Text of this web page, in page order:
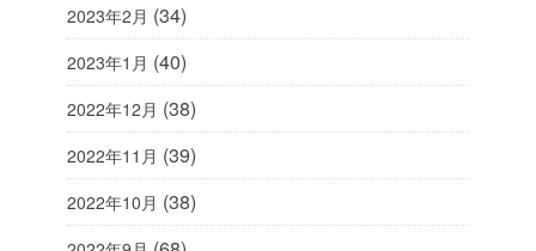
2023年2月 (34)
2023年1月 (40)
2022年12月 (38)
2022年11月 (39)
2022年10月 (38)